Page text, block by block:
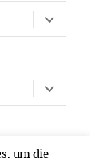
öffnen
öffnen
um die